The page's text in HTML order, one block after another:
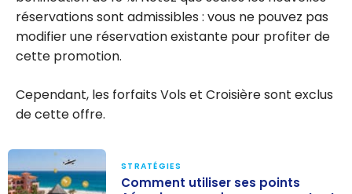
réservations sont admissibles : vous ne pouvez pas
modifier une réservation existante pour profiter de
cette promotion.
Cependant, les forfaits Vols et Croisière sont exclus
de cette offre.
STRATÉGIES
Comment utiliser ses points